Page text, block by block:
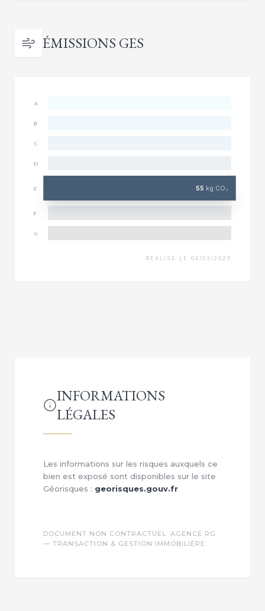
ÉMISSIONS GES
A
B
C
D
E 55 kg CO₂
F
G
RÉALISÉ LE 04/03/2025
INFORMATIONS
LÉGALES
Les informations sur les risques auxquels ce
bien est exposé sont disponibles sur le site
Géorisques : georisques.gouv.fr
DOCUMENT NON CONTRACTUEL. AGENCE RG
— TRANSACTION & GESTION IMMOBILIÈRE.